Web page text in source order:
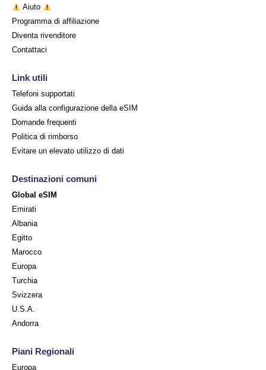
Aiuto
Programma di affiliazione
Diventa rivenditore
Contattaci
Link utili
Telefoni supportati
Guida alla configurazione della eSIM
Domande frequenti
Politica di rimborso
Evitare un elevato utilizzo di dati
Destinazioni comuni
Global eSIM
Emirati
Albania
Egitto
Marocco
Europa
Turchia
Svizzera
U.S.A.
Andorra
Piani Regionali
Europa